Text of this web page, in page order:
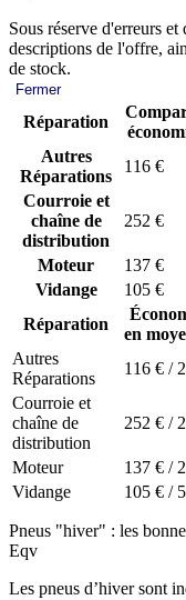
Sous réserve d'erreurs
descriptions de l'offre,
de stock.
Fermer
Réparation
Autres
Réparations
116 €
Courroie et
chaîne de
distribution
252 €
Moteur 137 €
Vidange
105 €
Réparation
en
Autres
Réparations
116 € /
Courroie et
chaîne de
distribution
252 € /
Moteur 137 € /
Vidange 105 € /
Pneus "hiver" : les
Eqv
Les pneus d’hiver sont